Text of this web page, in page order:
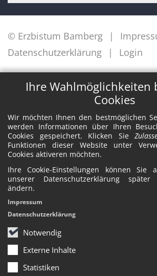
Ihre Wahlmöglichkeiten
Cookies
Wir möchten Ihnen den bestmöglichen
werden Informationen über Ihren
Cookies gespeichert. Klicken Sie
Funktionen dieser Website unter
Cookies aktiveren möchten.
Ihre Cookie-Einstellungen können
unserer Datenschutzerklärung
ändern.
Notwendig
Externe Inhalte
Statistiken
Impressum
Datenschutzerklärung
© Erzbistum Bamberg
Datenschutzerklärung
Login